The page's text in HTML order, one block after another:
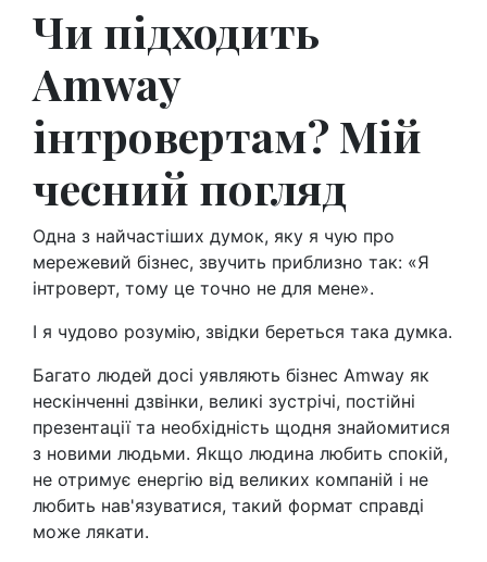
Чи підходить
Amway
інтровертам? Мій
чесний погляд
Одна з найчастіших думок, яку я чую про
мережевий бізнес, звучить приблизно так: «Я
інтроверт, тому це точно не для мене».
І я чудово розумію, звідки береться така думка.
Багато людей досі уявляють бізнес Amway як
нескінченні дзвінки, великі зустрічі, постійні
презентації та необхідність щодня знайомитися
з новими людьми. Якщо людина любить спокій,
не отримує енергію від великих компаній і не
любить нав'язуватися, такий формат справді
може лякати.